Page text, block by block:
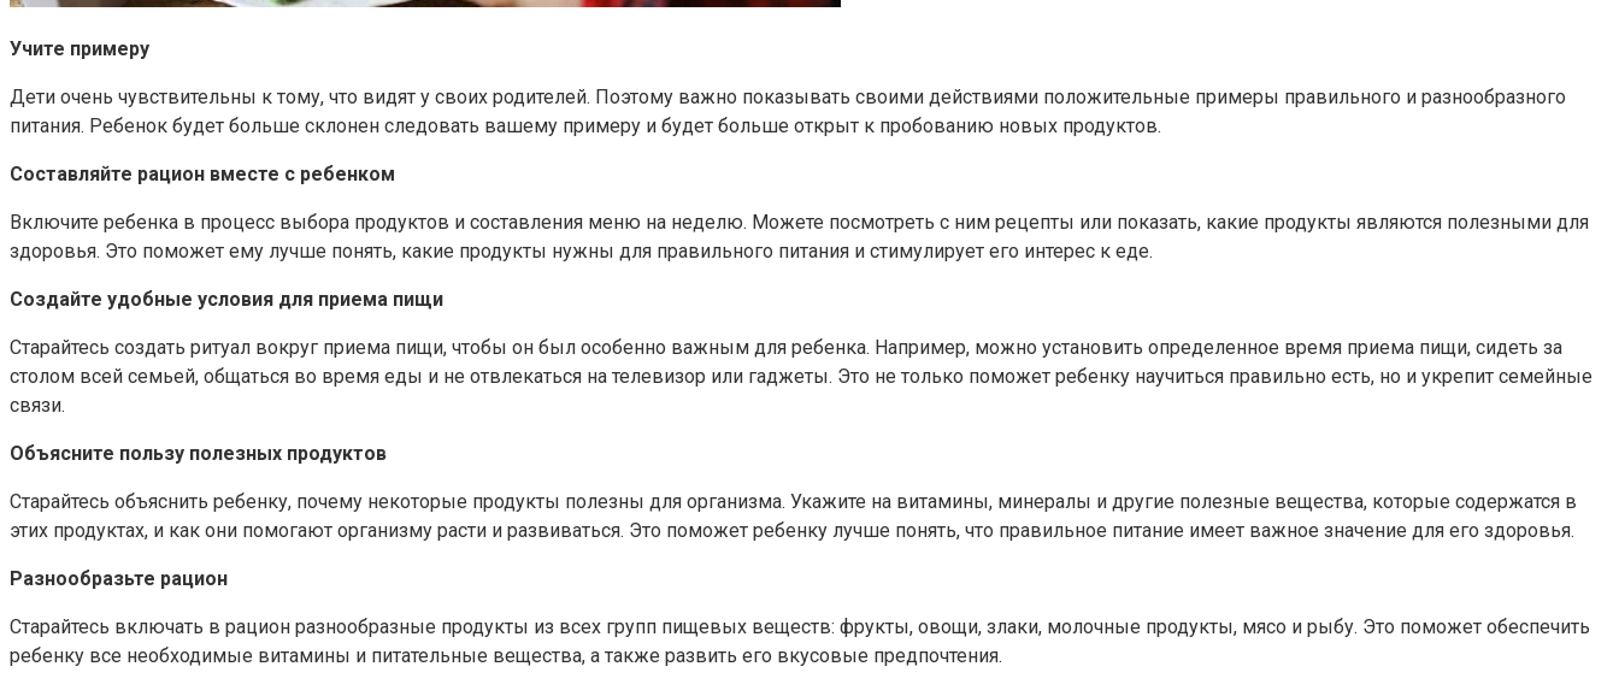
Учите примеру
Дети очень чувствительны к тому, что видят у своих родителей. Поэтому важно показывать своими действиями положительные примеры правильного и разнообразного
питания. Ребенок будет больше склонен следовать вашему примеру и будет больше открыт к пробованию новых продуктов.
Составляйте рацион вместе с ребенком
Включите ребенка в процесс выбора продуктов и составления меню на неделю. Можете посмотреть с ним рецепты или показать, какие продукты являются полезными для
здоровья. Это поможет ему лучше понять, какие продукты нужны для правильного питания и стимулирует его интерес к еде.
Создайте удобные условия для приема пищи
Старайтесь создать ритуал вокруг приема пищи, чтобы он был особенно важным для ребенка. Например, можно установить определенное время приема пищи, сидеть за
столом всей семьей, общаться во время еды и не отвлекаться на телевизор или гаджеты. Это не только поможет ребенку научиться правильно есть, но и укрепит семейные
связи.
Объясните пользу полезных продуктов
Старайтесь объяснить ребенку, почему некоторые продукты полезны для организма. Укажите на витамины, минералы и другие полезные вещества, которые содержатся в
этих продуктах, и как они помогают организму расти и развиваться. Это поможет ребенку лучше понять, что правильное питание имеет важное значение для его здоровья.
Разнообразьте рацион
Старайтесь включать в рацион разнообразные продукты из всех групп пищевых веществ: фрукты, овощи, злаки, молочные продукты, мясо и рыбу. Это поможет обеспечить
ребенку все необходимые витамины и питательные вещества, а также развить его вкусовые предпочтения.